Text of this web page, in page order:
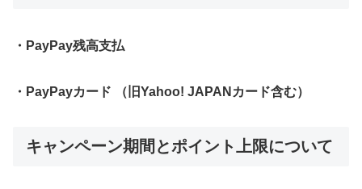
・PayPay残高支払
・PayPayカード （旧Yahoo! JAPANカード含む）
キャンペーン期間とポイント上限について